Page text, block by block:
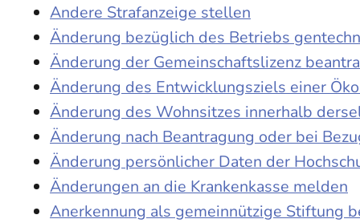
Andere Strafanzeige stellen
Änderung bezüglich des Betriebs
Änderung der Gemeinschaftslizenz
Änderung des Entwicklungsziels einer
Änderung des Wohnsitzes innerhalb
Änderung nach Beantragung oder bei
Änderung persönlicher Daten der
Änderungen an die Krankenkasse melden
Anerkennung als gemeinnützige Stiftung